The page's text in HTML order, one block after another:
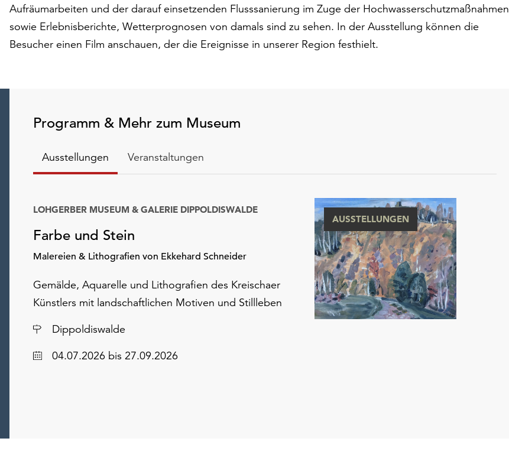
Aufräumarbeiten und der darauf einsetzenden Flusssanierung im Zuge der Hochwasserschutzmaßnahmen
sowie Erlebnisberichte, Wetterprognosen von damals sind zu sehen. In der Ausstellung können die
Besucher einen Film anschauen, der die Ereignisse in unserer Region festhielt.
Programm & Mehr zum Museum
Ausstellungen Veranstaltungen
Farbe und Stein
Malereien & Lithografien von Ekkehard Schneider
LOHGERBER MUSEUM & GALERIE DIPPOLDISWALDE
Gemälde, Aquarelle und Lithografien des Kreischaer
Künstlers mit landschaftlichen Motiven und Stillleben
Ort
Dippoldiswalde
Datum04.07.2026 bis 27.09.2026
AUSSTELLUNGEN